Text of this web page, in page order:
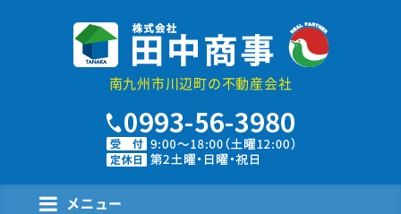
株式会社田中商事南九州市川辺町の不動産会社
メニュー